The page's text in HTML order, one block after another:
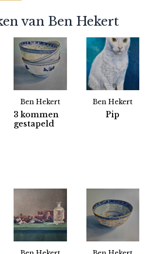
van Ben Hekert
Ben Hekert
3 kommen
gestapeld
Ben Hekert
Pip